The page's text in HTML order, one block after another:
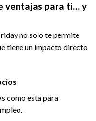
ventajas para ti… y
no solo te permite
tiene un impacto directo
como esta para